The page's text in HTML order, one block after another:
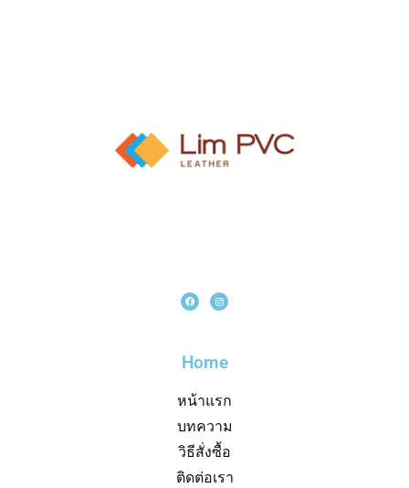
Home
หน้าแรก
บทความ
วิธีสั่งซื้อ
ติดต่อเรา